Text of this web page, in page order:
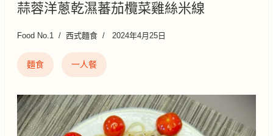
蒜蓉洋蔥乾濕蕃茄欖菜雞絲米線
Food No.1 西式麵食 2024年4月25日
麵食 一人餐